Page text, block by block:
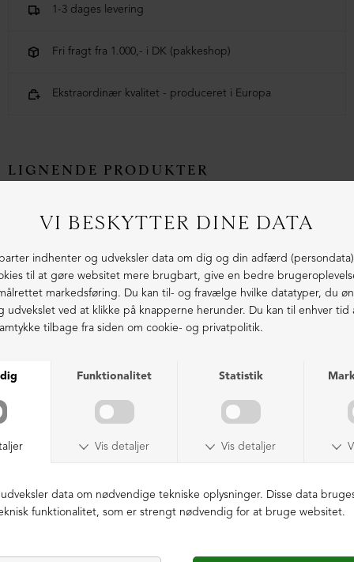
1-3 dages levering
Fri fragt fra 1.000,- i DK (pakkeshop)
Ekstraordinær kvalitet - produceret i Europa
LIGNENDE PRODUKTER
Sandal med velcro
DKK 1.499,00
DKK 2.199,00
Slippers sandal med spænder
DKK 1.999,00